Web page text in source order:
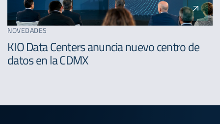
NOVEDADES
KIO Data Centers anuncia nuevo centro de
datos en la CDMX